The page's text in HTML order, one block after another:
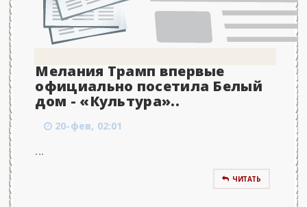
Мелания Трамп впервые
официально посетила Белый
дом - «Культура»..
20-фев, 02:01
...
ЧИТАТЬ